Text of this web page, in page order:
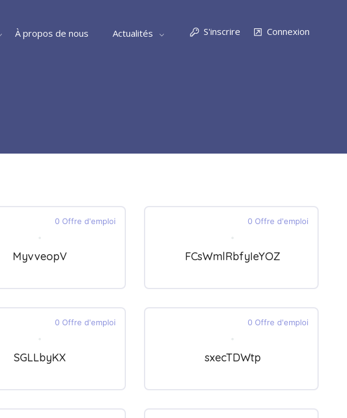
S'inscrire Connexion
À propos de nous Actualités
0 Offre d'emploi
MyvveopV
0 Offre d'emploi
FCsWmlRbfyIeYOZ
0 Offre d'emploi
SGLLbyKX
0 Offre d'emploi
sxecTDWtp